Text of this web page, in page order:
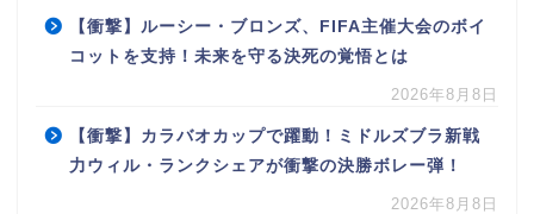
【衝撃】ルーシー・ブロンズ、FIFA主催大会のボイ
コットを支持！未来を守る決死の覚悟とは
2026年8月8日
【衝撃】カラバオカップで躍動！ミドルズブラ新戦
力ウィル・ランクシェアが衝撃の決勝ボレー弾！
2026年8月8日